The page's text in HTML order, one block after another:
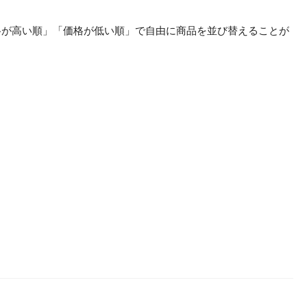
高い順」「価格が低い順」で自由に商品を並び替えることが